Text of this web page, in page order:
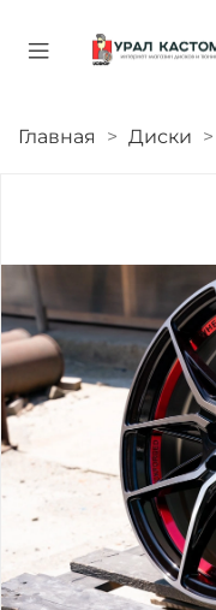
Главная Диски